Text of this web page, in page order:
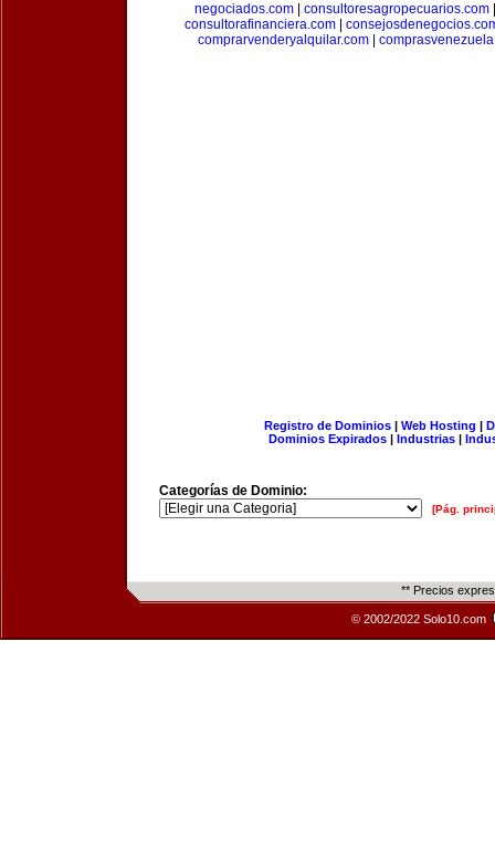
negociados.com
consultoresagropecuarios.com
consultorafinanciera.com|
comprarvenderyalquilar.com|
Registro de Dominios| Web Hosting |
Dominios Expirados | Industrias |
Categorías de Dominio:
[Pág.
** Precios
© 2002/2022 Solo10.com